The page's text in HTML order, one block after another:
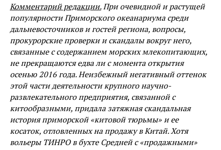
Комментарий редакции.При очевидной и растущей
популярности Приморского океанариума среди
дальневосточников и гостей региона, вопросы,
прокурорские проверки и скандалы вокруг него,
связанные с содержанием морских млекопитающих,
не прекращаются едва ли с момента открытия
осенью 2016 года. Неизбежный негативный оттенок
этой части деятельности крупного научно-
развлекательного предприятия, связанной с
китообразными, придала затяжная скандальная
история приморской «китовой тюрьмы» и ее
косаток, отловленных на продажу в Китай. Хотя
вольеры ТИНРО в бухте Средней с «продажными»